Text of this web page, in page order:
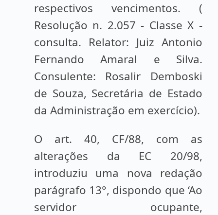
respectivos vencimentos. (
Resolução n. 2.057 - Classe X -
consulta. Relator: Juiz Antonio
Fernando Amaral e Silva.
Consulente: Rosalir Demboski
de Souza, Secretária de Estado
da Administração em exercício).
O art. 40, CF/88, com as
alterações da EC 20/98,
introduziu uma nova redação
parágrafo 13°, dispondo que ‘Ao
servidor ocupante,